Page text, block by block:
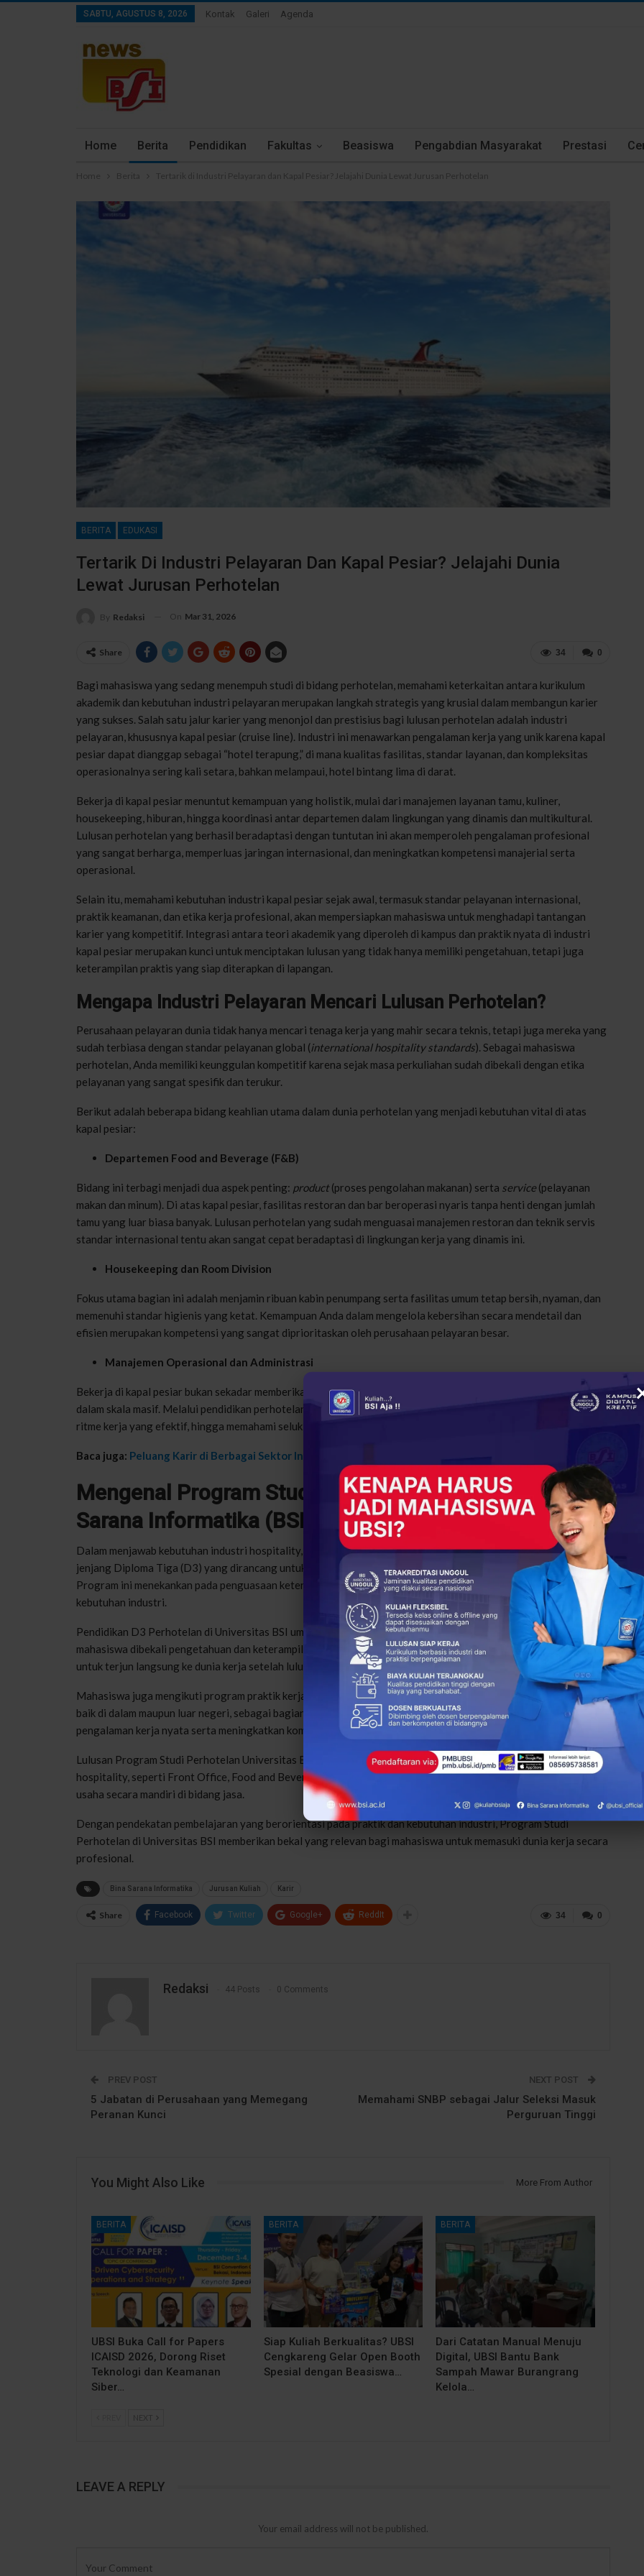
SABTU, AGUSTUS 8, 2026 Kontak Galeri Agenda
Home Berita Pendidikan Fakultas Beasiswa Pengabdian Masyarakat Prestasi
Home Berita Tertarik di Industri Pelayaran dan Kapal Pesiar? Jelajahi Dunia Lewat Jurusan Perhotelan
BERITA EDUKASI
Tertarik Di Industri Pelayaran Dan Kapal Pesiar? Jelajahi Dunia
Lewat Jurusan Perhotelan
By Redaksi On Mar 31, 2026
0
34
Share
Bagi mahasiswa yang sedang menempuh studi di bidang perhotelan, memahami keterkaitan antara kurikulum
akademik dan kebutuhan industri pelayaran merupakan langkah strategis yang krusial dalam membangun karier
yang sukses. Salah satu jalur karier yang menonjol dan prestisius bagi lulusan perhotelan adalah industri
pelayaran, khususnya kapal pesiar (cruise line). Industri ini menawarkan pengalaman kerja yang unik karena kapal
pesiar dapat dianggap sebagai “hotel terapung,” di mana kualitas fasilitas, standar layanan, dan kompleksitas
operasionalnya sering kali setara, bahkan melampaui, hotel bintang lima di darat.
Bekerja di kapal pesiar menuntut kemampuan yang holistik, mulai dari manajemen layanan tamu, kuliner,
housekeeping, hiburan, hingga koordinasi antar departemen dalam lingkungan yang dinamis dan multikultural.
Lulusan perhotelan yang berhasil beradaptasi dengan tuntutan ini akan memperoleh pengalaman profesional
yang sangat berharga, memperluas jaringan internasional, dan meningkatkan kompetensi manajerial serta
operasional.
Selain itu, memahami kebutuhan industri kapal pesiar sejak awal, termasuk standar pelayanan internasional,
praktik keamanan, dan etika kerja profesional, akan mempersiapkan mahasiswa untuk menghadapi tantangan
karier yang kompetitif. Integrasi antara teori akademik yang diperoleh di kampus dan praktik nyata di industri
kapal pesiar merupakan kunci untuk menciptakan lulusan yang tidak hanya memiliki pengetahuan, tetapi juga
keterampilan praktis yang siap diterapkan di lapangan.
Mengapa Industri Pelayaran Mencari Lulusan Perhotelan?
Perusahaan pelayaran dunia tidak hanya mencari tenaga kerja yang mahir secara teknis, tetapi juga mereka yang
sudah terbiasa dengan standar pelayanan global (international hospitality standards). Sebagai mahasiswa
perhotelan, Anda memiliki keunggulan kompetitif karena sejak masa perkuliahan sudah dibekali dengan etika
pelayanan yang sangat spesifik dan terukur.
Berikut adalah beberapa bidang keahlian utama dalam dunia perhotelan yang menjadi kebutuhan vital di atas
kapal pesiar:
Departemen Food and Beverage (F&B)
Bidang ini terbagi menjadi dua aspek penting: product (proses pengolahan makanan) serta service(pelayanan
makan dan minum). Di atas kapal pesiar, fasilitas restoran dan bar beroperasi nyaris tanpa henti dengan jumlah
tamu yang luar biasa banyak. Lulusan perhotelan yang sudah menguasai manajemen restoran dan teknik servis
standar internasional tentu akan sangat cepat beradaptasi di lingkungan kerja yang dinamis ini.
Housekeeping dan Room Division
Fokus utama bagian ini adalah menjamin ribuan kabin penumpang serta fasilitas umum tetap bersih, nyaman, dan
memenuhi standar higienis yang ketat. Kemampuan Anda dalam mengelola kebersihan secara mendetail dan
efisien merupakan kompetensi yang sangat diprioritaskan oleh perusahaan pelayaran besar.
Manajemen Operasional dan Administrasi
Bekerja di kapal pesiar bukan sekadar memberikan pelayanan fisik, melainkan juga melibatkan koordinasi tim
dalam skala masif. Melalui pendidikan perhotelan, Anda diajarkan cara mengelola sumber daya manusia, mengatur
ritme kerja yang efektif, hingga memahami seluk-beluk administrasi operasional hotel yang rumit.
Baca juga: Peluang Karir di Berbagai Sektor Industri! Ini Prospek Kerja Lulusan Manajemen
Mengenal Program Studi Perhotelan di Universitas Bina
Sarana Informatika (BSI)
Dalam menjawab kebutuhan industri hospitality, Universitas BSI menghadirkan Program Studi Perhotelan
jenjang Diploma Tiga (D3) yang dirancang untuk menghasilkan tenaga profesional di bidang perhotelan.
Program ini menekankan pada penguasaan keterampilan praktis serta kompetensi kerja yang sesuai dengan
kebutuhan industri.
Pendidikan D3 Perhotelan di Universitas BSI umumnya ditempuh dalam waktu 6 semester. Selama masa studi,
mahasiswa dibekali pengetahuan dan keterampilan di bidang operasional perhotelan, sehingga memiliki kesiapan
untuk terjun langsung ke dunia kerja setelah lulus.
Mahasiswa juga mengikuti program praktik kerja atau magang (On The Job Training/OJT) di industri perhotelan,
baik di dalam maupun luar negeri, sebagai bagian dari proses pembelajaran. Hal ini bertujuan untuk memberikan
pengalaman kerja nyata serta meningkatkan kompetensi profesional mahasiswa.
Lulusan Program Studi Perhotelan Universitas BSI memiliki peluang karier di berbagai posisi di industri
hospitality, seperti Front Office, Food and Beverage, Housekeeping, hingga peluang untuk mengembangkan
usaha secara mandiri di bidang jasa.
Dengan pendekatan pembelajaran yang berorientasi pada praktik dan kebutuhan industri, Program Studi
Perhotelan di Universitas BSI memberikan bekal yang relevan bagi mahasiswa untuk memasuki dunia kerja secara
profesional.
Bina Sarana Informatika Jurusan Kuliah Karir
0
34
Share Facebook Twitter Google+ ReddIt
Redaksi 44 Posts 0 Comments
PREV POST
5 Jabatan di Perusahaan yang Memegang
Peranan Kunci
NEXT POST
Memahami SNBP sebagai Jalur Seleksi Masuk
Perguruan Tinggi
You Might Also Like More From Author
BERITA
UBSI Buka Call for Papers
ICAISD 2026, Dorong Riset
Teknologi dan Keamanan
Siber…
BERITA
Siap Kuliah Berkualitas? UBSI
Cengkareng Gelar Open Booth
Spesial dengan Beasiswa…
BERITA
Dari Catatan Manual Menuju
Digital, UBSI Bantu Bank
Sampah Mawar Burangrang
Kelola…
NEXT
LEAVE A REPLY
Your email address will not be published.